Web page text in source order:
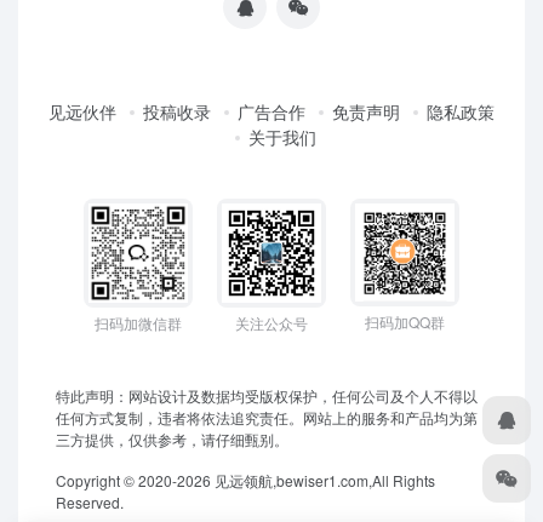
见远伙伴 投稿收录 广告合作 免责声明
隐私政策
关于我们
扫码加微信群 关注公众号 扫码加QQ群
特此声明：网站设计及数据均受版权保护，任何公司及个人不得以
任何方式复制，违者将依法追究责任。网站上的服务和产品均为第
三方提供，仅供参考，请仔细甄别。
Copyright © 2020-2026 见远领航,bewiser1.com,All Rights
Reserved.